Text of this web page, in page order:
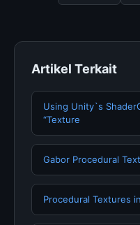
memperbarui konten
Artikel Terkait
Using Unity`s
“Texture
Gabor Procedural
Procedural Textures